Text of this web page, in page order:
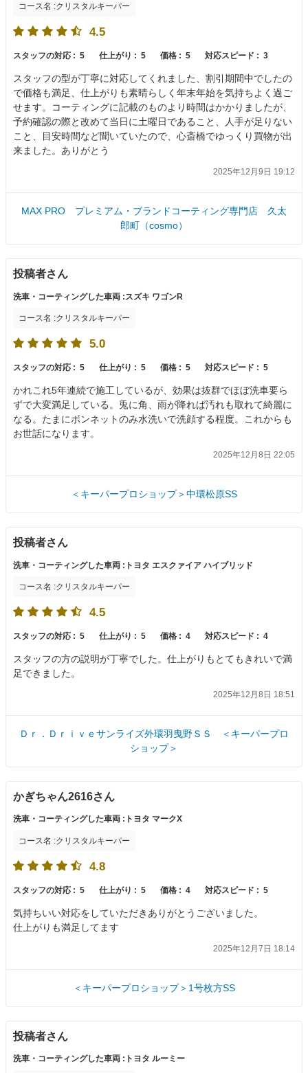
コース名 :クリスタルキーパー
4.5
スタッフの対応 : 5 仕上がり : 5 価格 : 5 対応スピード : 3
スタッフの型が丁寧に対応してくれました、割引期間中でしたの
で価格も満足、仕上がりも素晴らしく年末年始を気持ちよく過ご
せます。コーティングに記載のものより時間はかかりましたが、
予約確認の際と改めて当日に土曜日であること、人手が足りない
こと、目安時間など聞いていたので、心斎橋でゆっくり買物が出
来ました。ありがとう
2025年12月9日 19:12
MAX PRO プレミアム・ブランドコーティング専門店 久太
郎町（cosmo）
投稿者さん
洗車・コーティングした車両 :スズキ ワゴンR
コース名 :クリスタルキーパー
5.0
スタッフの対応 : 5 仕上がり : 5 価格 : 5 対応スピード : 5
かれこれ5年連続で施工しているが、効果は抜群でほぼ洗車要ら
ずで大変満足している。兎に角、雨が降れば汚れも取れて綺麗に
なる。たまにボンネットのみ水洗いで洗顔する程度。これからも
お世話になります。
2025年12月8日 22:05
＜キーパープロショップ＞中環松原SS
投稿者さん
洗車・コーティングした車両 :トヨタ エスクァイア ハイブリッド
コース名 :クリスタルキーパー
4.5
スタッフの対応 : 5 仕上がり : 5 価格 : 4 対応スピード : 4
スタッフの方の説明が丁寧でした。仕上がりもとてもきれいで満
足できました。
2025年12月8日 18:51
Ｄｒ．Ｄｒｉｖｅサンライズ外環羽曳野ＳＳ ＜キーパープロ
ショップ＞
かぎちゃん2616さん
洗車・コーティングした車両 :トヨタ マークX
コース名 :クリスタルキーパー
4.8
スタッフの対応 : 5 仕上がり : 5 価格 : 4 対応スピード : 5
気持ちいい対応をしていただきありがとうございました。
仕上がりも満足してます
2025年12月7日 18:14
＜キーパープロショップ＞1号枚方SS
投稿者さん
洗車・コーティングした車両 :トヨタ ルーミー